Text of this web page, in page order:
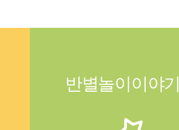
반별놀이이야기